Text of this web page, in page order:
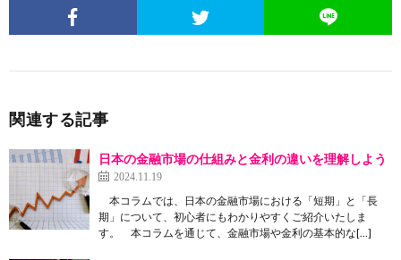
関連する記事
日本の金融市場の仕組みと金利の違いを理解しよう
2024.11.19
本コラムでは、日本の金融市場における「短期」と「長
期」について、初心者にもわかりやすくご紹介いたしま
す。 本コラムを通じて、金融市場や金利の基本的な[…]